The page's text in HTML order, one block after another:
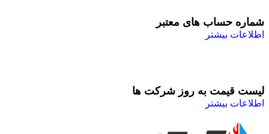
شماره حساب های معتبر
اطلاعات بیشتر
لیست قیمت به روز شرکت ها
اطلاعات بیشتر